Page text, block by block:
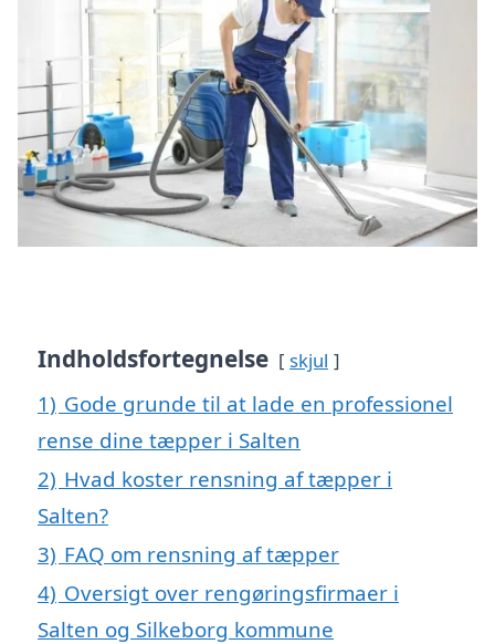
Indholdsfortegnelse skjul
1) Gode grunde til at lade en professionel
rense dine tæpper i Salten
2) Hvad koster rensning af tæpper i
Salten?
3) FAQ om rensning af tæpper
4) Oversigt over rengøringsfirmaer i
Salten og Silkeborg kommune